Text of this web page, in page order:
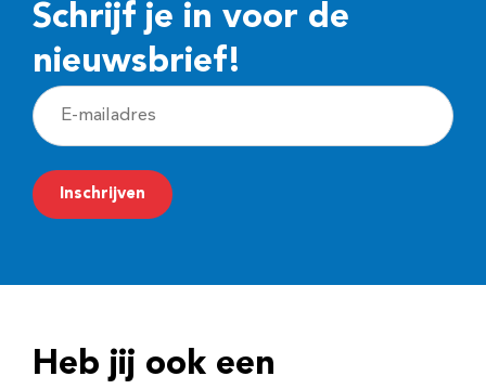
Schrijf je in voor de
nieuwsbrief!
E
-
m
a
r
Inschrijven
Heb jij ook een